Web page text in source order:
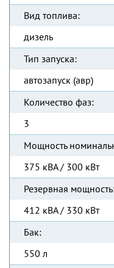
Вид топлива:
дизель
Тип запуска:
автозапуск (авр)
Количество фаз:
3
Мощность
375 кВА / 300 кВт
Резервная
412 кВА / 330 кВт
Бак:
550 л